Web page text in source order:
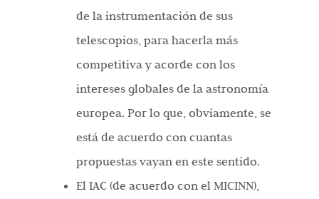
de la instrumentación de sus
telescopios, para hacerla más
competitiva y acorde con los
intereses globales de la astronomía
europea. Por lo que, obviamente, se
está de acuerdo con cuantas
propuestas vayan en este sentido.
El IAC (de acuerdo con el MICINN),